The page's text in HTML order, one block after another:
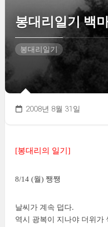
봉대리일기 백
봉대리일기
2008년 8월 31일
[봉대리의 일기]
8/14 (월) 쨍쨍
날씨가 계속 덥다.
역시 광복이 지나야 더위가